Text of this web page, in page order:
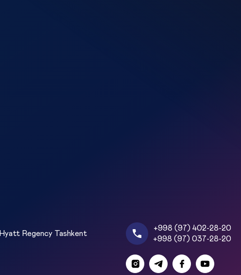
Hyatt Regency Tashkent
+998 (97) 402-28-20
+998 (97) 037-28-20